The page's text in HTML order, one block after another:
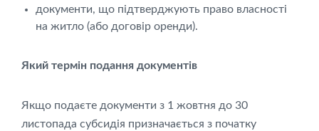
документи, що підтверджують право власності
на житло (або договір оренди).
Який термін подання документів
Якщо подаєте документи з 1 жовтня до 30
листопада субсидія призначається з початку